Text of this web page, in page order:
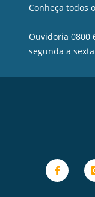
Conheça todos
Ouvidoria 0800
segunda a